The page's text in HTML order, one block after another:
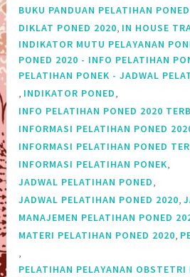
BUKU PANDUAN PELATIHAN
DIKLAT PONED 2020, IN HOUSE
INDIKATOR MUTU PELAYANAN
PONED 2020 - INFO PELATIHAN
PELATIHAN PONEK - JADWAL
, INDIKATOR PONED,
INFO PELATIHAN PONED 2020
INFORMASI PELATIHAN PONED
INFORMASI PELATIHAN PONED
INFORMASI PELATIHAN PONEK,
JADWAL PELATIHAN PONED,
JADWAL PELATIHAN PONED 2020,
MANAJEMEN PELATIHAN PONED
MATERI PELATIHAN PONED 2020,
,
PELATIHAN PELAYANAN OBSTETRI